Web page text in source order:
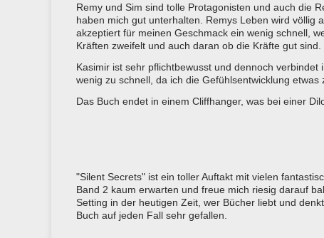
Remy und Sim sind tolle Protagonisten und auch die
haben mich gut unterhalten. Remys Leben wird völlig
akzeptiert für meinen Geschmack ein wenig schnell,
Kräften zweifelt und auch daran ob die Kräfte gut sind.
Kasimir ist sehr pflichtbewusst und dennoch
wenig zu schnell, da ich die Gefühlsentwicklung etwas
Das Buch endet in einem Cliffhanger, was bei einer
"Silent Secrets" ist ein toller Auftakt mit vielen
Band 2 kaum erwarten und freue mich riesig darauf
Setting in der heutigen Zeit, wer Bücher liebt und
Buch auf jeden Fall sehr gefallen.